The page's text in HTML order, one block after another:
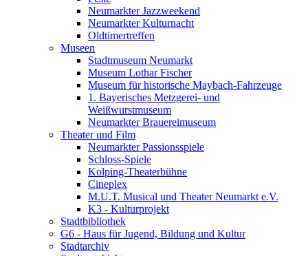
Neumarkter Jazzweekend
Neumarkter Kulturnacht
Oldtimertreffen
Museen
Stadtmuseum Neumarkt
Museum Lothar Fischer
Museum für historische Maybach-Fahrzeuge
1. Bayerisches Metzgerei- und
Weißwurstmuseum
Neumarkter Brauereimuseum
Theater und Film
Neumarkter Passionsspiele
Schloss-Spiele
Kolping-Theaterbühne
Cineplex
M.U.T. Musical und Theater Neumarkt e.V.
K3 - Kulturprojekt
Stadtbibliothek
G6 - Haus für Jugend, Bildung und Kultur
Stadtarchiv